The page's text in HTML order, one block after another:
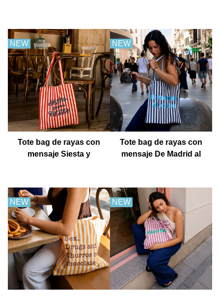
NEW
Tote bag de rayas con
mensaje Siesta y
NEW
Tote bag de rayas con
mensaje De Madrid al
NEW NEW